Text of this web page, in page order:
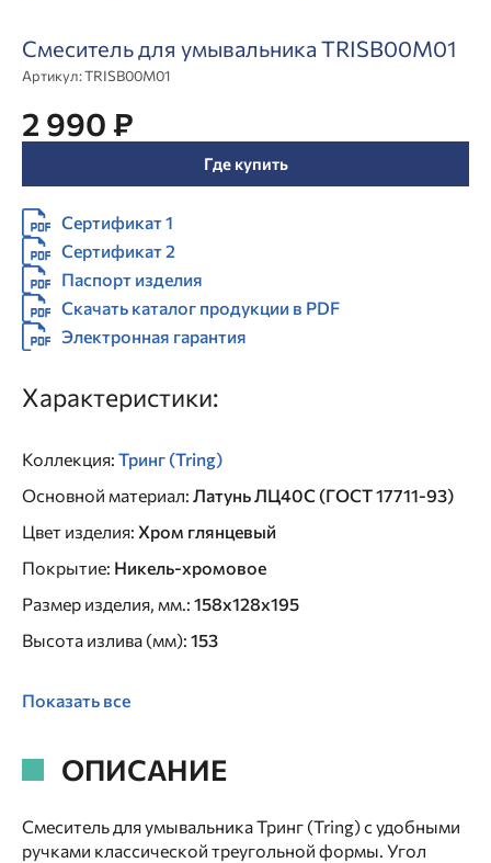
Смеситель для умывальника TRISB00M01
Артикул:TRISB00M01
2 990 ₽
Где купить
Сертификат 1
Сертификат 2
Паспорт изделия
Скачать каталог продукции в PDF
Электронная гарантия
Характеристики:
Коллекция: Тринг (Tring)
Основной материал: Латунь ЛЦ40C (ГОСТ 17711-93)
Цвет изделия: Хром глянцевый
Покрытие: Никель-хромовое
Размер изделия, мм.: 158x128x195
Высота излива (мм): 153
Показать все
ОПИСАНИЕ
Смеситель для умывальника Тринг (Tring) с удобными
ручками классической треугольной формы. Угол